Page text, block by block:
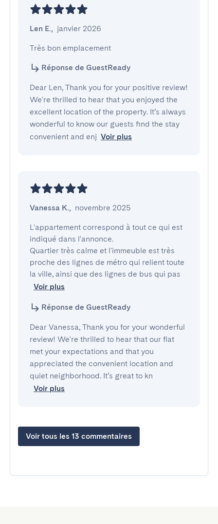
Len E., janvier 2026
Très bon emplacement
Réponse de GuestReady
Dear Len, Thank you for your positive review!
We're thrilled to hear that you enjoyed the
excellent location of the property. It’s always
wonderful to know our guests find the stay
convenient and enj Voir plus
Vanessa K., novembre 2025
L'appartement correspond à tout ce qui est
indiqué dans l'annonce.
Quartier très calme et l'immeuble est très
proche des lignes de métro qui relient toute
la ville, ainsi que des lignes de bus qui pas
Voir plus
Réponse de GuestReady
Dear Vanessa, Thank you for your wonderful
review! We're thrilled to hear that our flat
met your expectations and that you
appreciated the convenient location and
quiet neighborhood. It’s great to kn
Voir plus
Voir tous les 13 commentaires